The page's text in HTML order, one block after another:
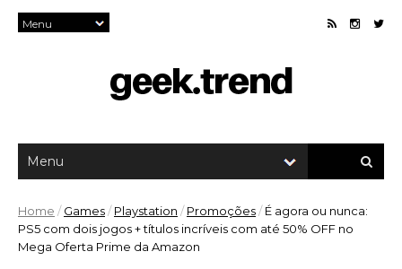
Home / Games/ Playstation / Promoções/ É agora ou nunca:
PS5 com dois jogos + títulos incríveis com até 50% OFF no
Mega Oferta Prime da Amazon